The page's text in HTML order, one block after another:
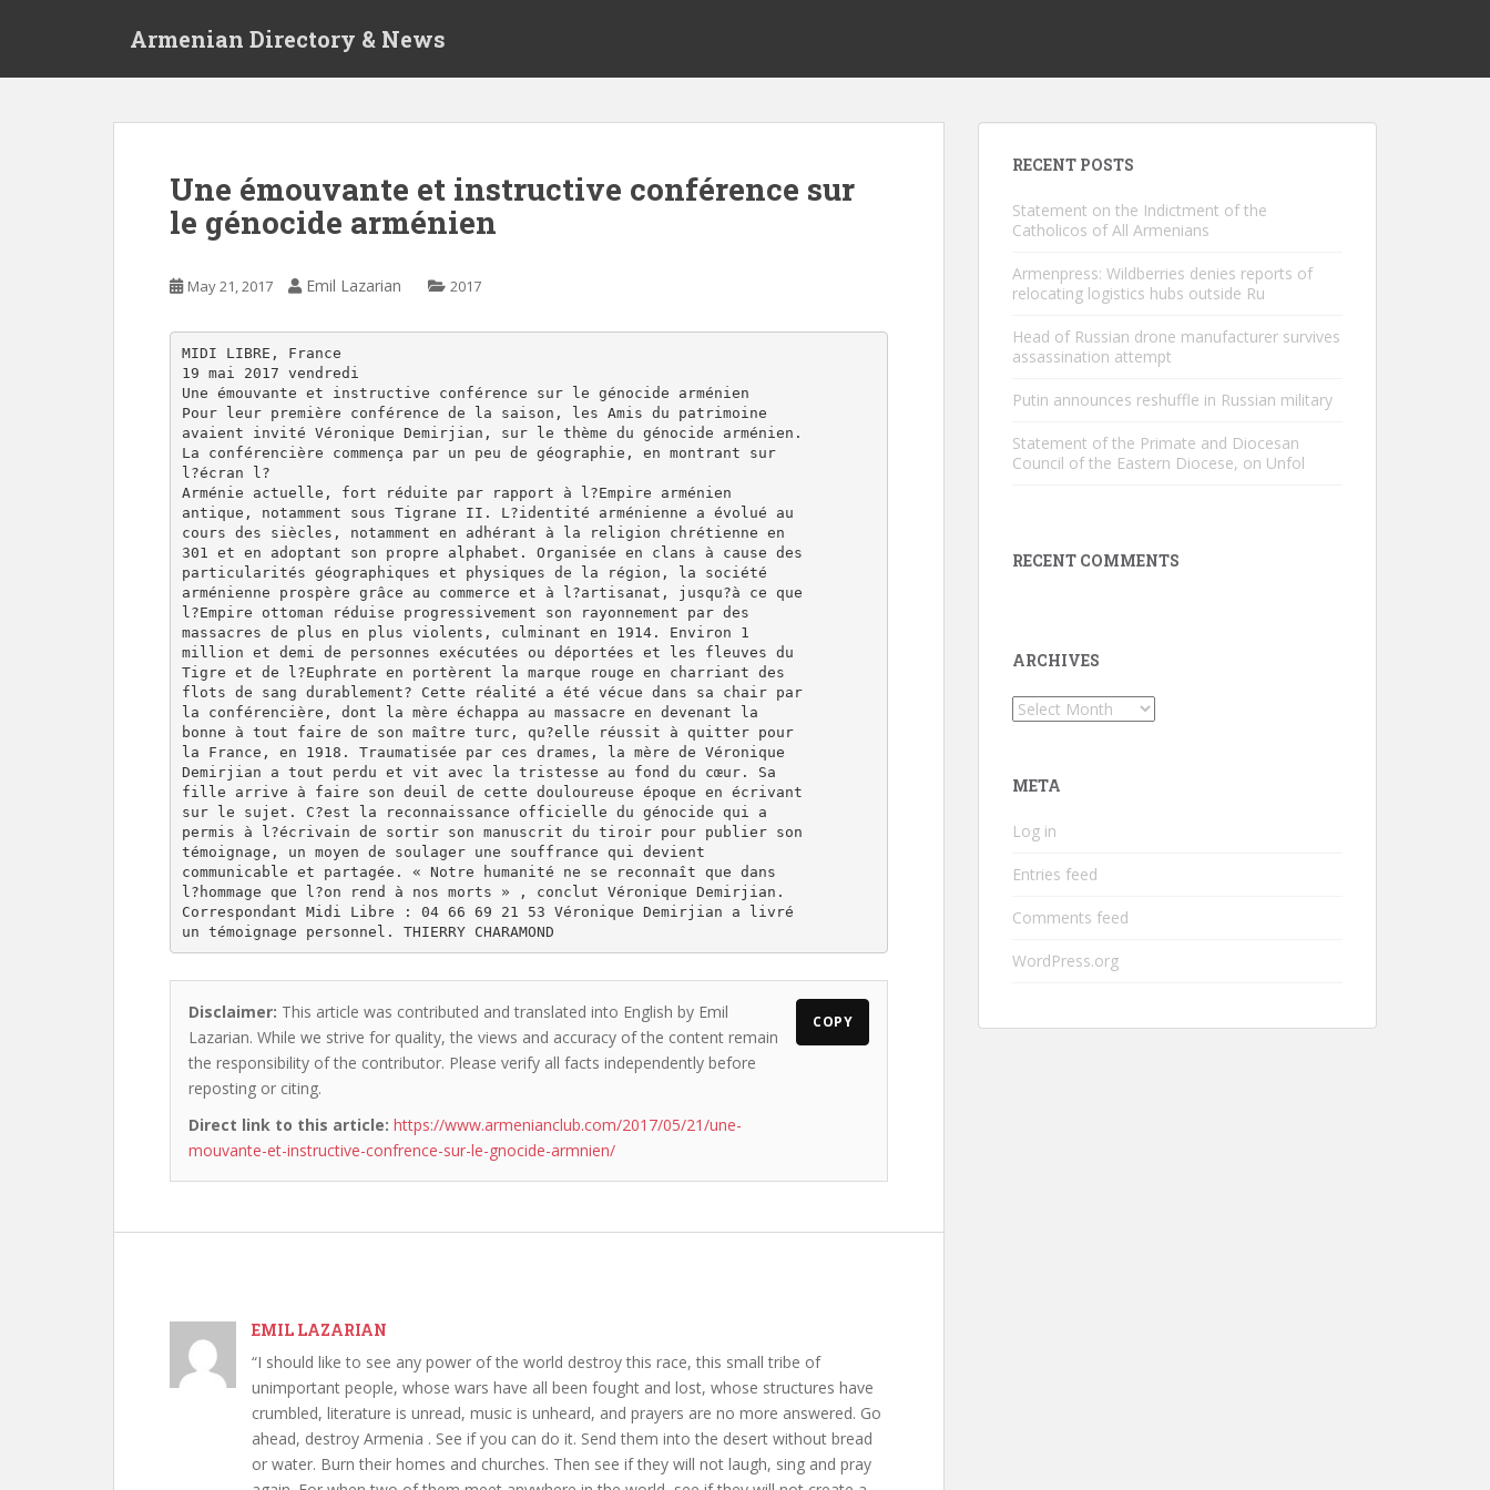
Armenian Directory & News
Une émouvante et instructive conférence sur
le génocide arménien
May 21, 2017 Emil Lazarian 2017
MIDI LIBRE, France
19 mai 2017 vendredi
Une émouvante et instructive conférence sur le génocide arménien
Pour leur première conférence de la saison, les Amis du patrimoine
avaient invité Véronique Demirjian, sur le thème du génocide arménien.
La conférencière commença par un peu de géographie, en montrant sur
l?écran l?
Arménie actuelle, fort réduite par rapport à l?Empire arménien
antique, notamment sous Tigrane II. L?identité arménienne a évolué au
cours des siècles, notamment en adhérant à la religion chrétienne en
301 et en adoptant son propre alphabet. Organisée en clans à cause des
particularités géographiques et physiques de la région, la société
arménienne prospère grâce au commerce et à l?artisanat, jusqu?à ce que
l?Empire ottoman réduise progressivement son rayonnement par des
massacres de plus en plus violents, culminant en 1914. Environ 1
million et demi de personnes exécutées ou déportées et les fleuves du
Tigre et de l?Euphrate en portèrent la marque rouge en charriant des
flots de sang durablement? Cette réalité a été vécue dans sa chair par
la conférencière, dont la mère échappa au massacre en devenant la
bonne à tout faire de son maître turc, qu?elle réussit à quitter pour
la France, en 1918. Traumatisée par ces drames, la mère de Véronique
Demirjian a tout perdu et vit avec la tristesse au fond du cœur. Sa
fille arrive à faire son deuil de cette douloureuse époque en écrivant
sur le sujet. C?est la reconnaissance officielle du génocide qui a
permis à l?écrivain de sortir son manuscrit du tiroir pour publier son
témoignage, un moyen de soulager une souffrance qui devient
communicable et partagée. « Notre humanité ne se reconnaît que dans
l?hommage que l?on rend à nos morts » , conclut Véronique Demirjian.
Correspondant Midi Libre : 04 66 69 21 53 Véronique Demirjian a livré
Disclaimer: This article was contributed and translated into English by Emil
Lazarian. While we strive for quality, the views and accuracy of the content remain
the responsibility of the contributor. Please verify all facts independently before
reposting or citing.
Direct link to this article: https://www.armenianclub.com/2017/05/21/une-
mouvante-et-instructive-confrence-sur-le-gnocide-armnien/
COPY
EMIL LAZARIAN
“I should like to see any power of the world destroy this race, this small tribe of
unimportant people, whose wars have all been fought and lost, whose structures have
crumbled, literature is unread, music is unheard, and prayers are no more answered. Go
ahead, destroy Armenia . See if you can do it. Send them into the desert without bread
or water. Burn their homes and churches. Then see if they will not laugh, sing and pray
RECENT POSTS
Statement on the Indictment of the
Catholicos of All Armenians
Armenpress: Wildberries denies reports of
relocating logistics hubs outside Ru
Head of Russian drone manufacturer survives
assassination attempt
Putin announces reshuffle in Russian military
Statement of the Primate and Diocesan
Council of the Eastern Diocese, on Unfol
RECENT COMMENTS
ARCHIVES
Archives
META
Log in
Entries feed
Comments feed
WordPress.org